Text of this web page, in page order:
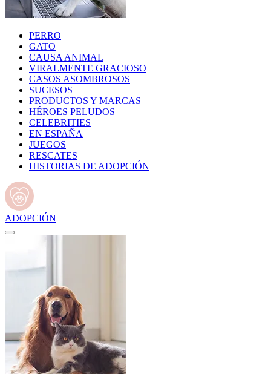
PERRO
GATO
CAUSA ANIMAL
VIRALMENTE GRACIOSO
CASOS ASOMBROSOS
SUCESOS
PRODUCTOS Y MARCAS
HÉROES PELUDOS
CELEBRITIES
EN ESPAÑA
JUEGOS
RESCATES
HISTORIAS DE ADOPCIÓN
ADOPCIÓN